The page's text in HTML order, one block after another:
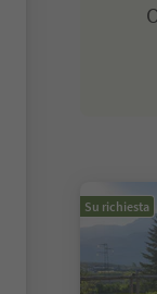
Su richiesta